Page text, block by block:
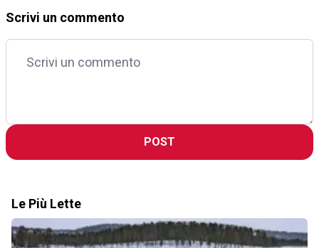
Scrivi un commento
POST
Le Più Lette